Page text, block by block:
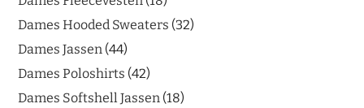
Dames Hooded Sweaters 32
Dames Jassen 44
Dames Poloshirts 42
Dames Softshell Jassen 18